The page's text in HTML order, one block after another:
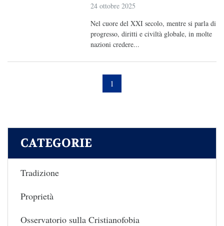
24 ottobre 2025
Nel cuore del XXI secolo, mentre si parla di
progresso, diritti e civiltà globale, in molte
nazioni credere...
1
CATEGORIE
Tradizione
Proprietà
Osservatorio sulla Cristianofobia